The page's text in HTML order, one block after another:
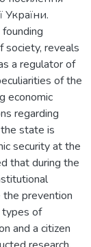
України.
society, reveals
a regulator of
of the
economic
regarding
state is
security at the
that during the
the prevention
types of
and a citizen